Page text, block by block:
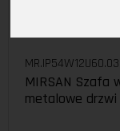
MR.IP54W12U60.03
MIRSAN Szafa
metalowe drzwi